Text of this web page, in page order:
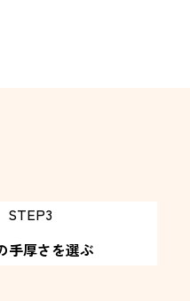
STEP3
手厚さを選ぶ